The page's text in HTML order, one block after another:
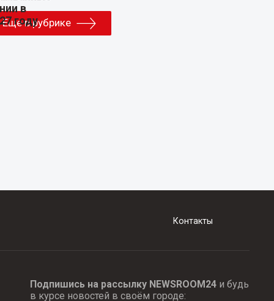
Еще в рубрике
Контакты
Подпишись на рассылку NEWSROOM24и будь
в курсе новостей в своём городе: